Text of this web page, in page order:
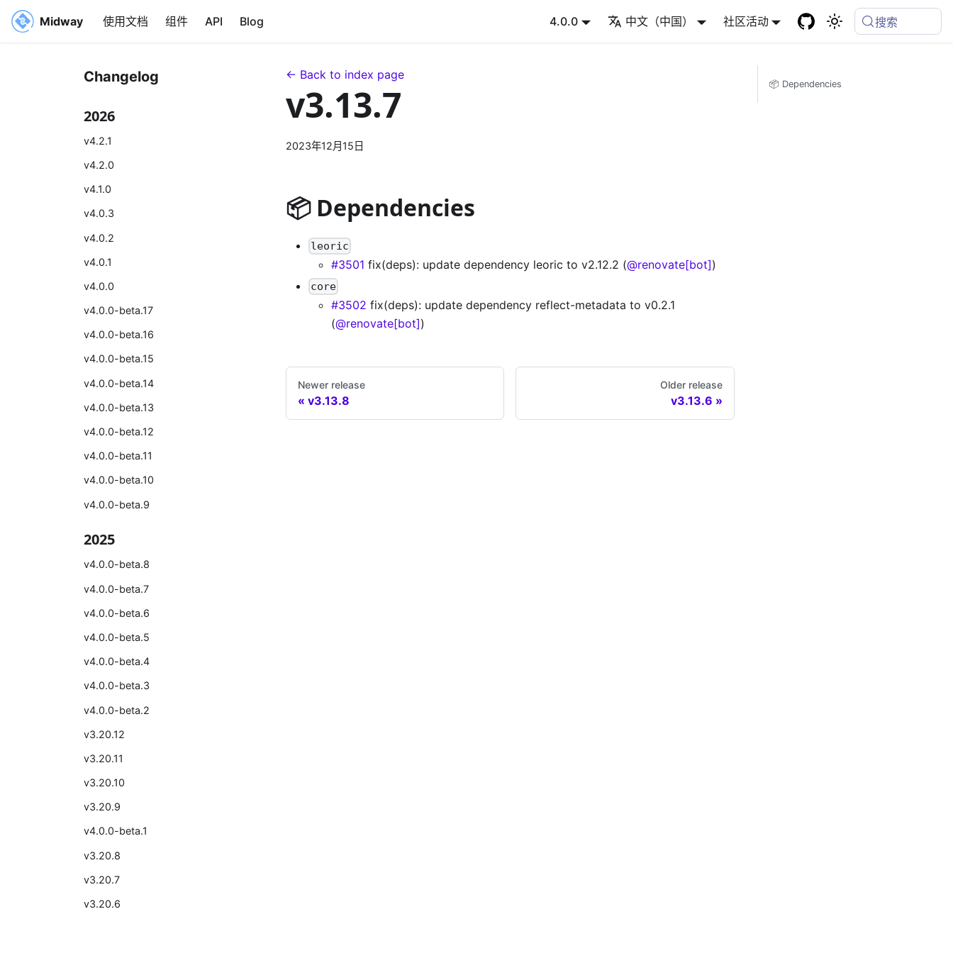
Midway 使用文档 组件 API Blog 4.0.0 中文（中国） 社区活动 搜索
Changelog
2026
v4.2.1
v4.2.0
v4.1.0
v4.0.3
v4.0.2
v4.0.1
v4.0.0
v4.0.0-beta.17
v4.0.0-beta.16
v4.0.0-beta.15
v4.0.0-beta.14
v4.0.0-beta.13
v4.0.0-beta.12
v4.0.0-beta.11
v4.0.0-beta.10
v4.0.0-beta.9
2025
v4.0.0-beta.8
v4.0.0-beta.7
v4.0.0-beta.6
v4.0.0-beta.5
v4.0.0-beta.4
v4.0.0-beta.3
v4.0.0-beta.2
v3.20.12
v3.20.11
v3.20.10
v3.20.9
v4.0.0-beta.1
v3.20.8
v3.20.7
v3.20.6
← Back to index page
v3.13.7
2023年12月15日
📦 Dependencies
leoric
#3501 fix(deps): update dependency leoric to v2.12.2 (@renovate[bot])
core
#3502 fix(deps): update dependency reflect-metadata to v0.2.1
(@renovate[bot])
Newer release
v3.13.8
Older release
v3.13.6
📦 Dependencies